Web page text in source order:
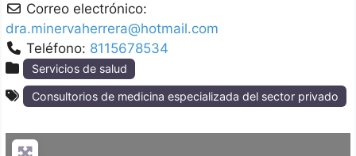
Correo electrónico:
dra.minervaherrera@hotmail.com
Teléfono: 8115678534
Servicios de salud
Consultorios de medicina especializada del sector privado